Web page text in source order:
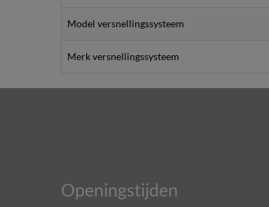
Model versnellingssysteem
Merk versnellingssysteem
Openingstijden